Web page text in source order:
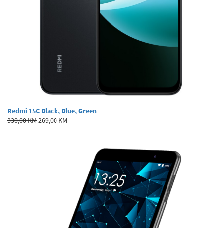
Redmi 15C Black, Blue, Green
330,00 KM269,00 KM